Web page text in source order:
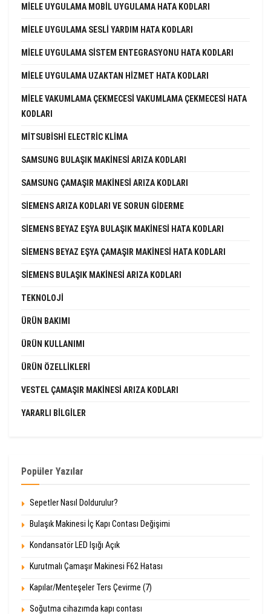
MIELE UYGULAMA MOBIL UYGULAMA HATA KODLARI
MIELE UYGULAMA SESLI YARDIM HATA KODLARI
MIELE UYGULAMA SISTEM ENTEGRASYONU HATA KODLARI
MIELE UYGULAMA UZAKTAN HIZMET HATA KODLARI
MIELE VAKUMLAMA ÇEKMECESI VAKUMLAMA ÇEKMECESI HATA
KODLARI
MITSUBISHI ELECTRIC KLIMA
SAMSUNG BULAŞIK MAKINESI ARIZA KODLARI
SAMSUNG ÇAMAŞIR MAKINESI ARIZA KODLARI
SIEMENS ARIZA KODLARI VE SORUN GIDERME
SIEMENS BEYAZ EŞYA BULAŞIK MAKINESI HATA KODLARI
SIEMENS BEYAZ EŞYA ÇAMAŞIR MAKINESI HATA KODLARI
SIEMENS BULAŞIK MAKINESI ARIZA KODLARI
TEKNOLOJI
ÜRÜN BAKIMI
ÜRÜN KULLANIMI
ÜRÜN ÖZELLIKLERI
VESTEL ÇAMAŞIR MAKINESI ARIZA KODLARI
YARARLI BILGILER
Popüler Yazılar
Sepetler Nasıl Doldurulur?
Bulaşık Makinesi İç Kapı Contası Değişimi
Kondansatör LED Işığı Açık
Kurutmalı Çamaşır Makinesi F62 Hatası
Kapılar/Menteşeler Ters Çevirme (7)
Soğutma cihazımda kapı contası